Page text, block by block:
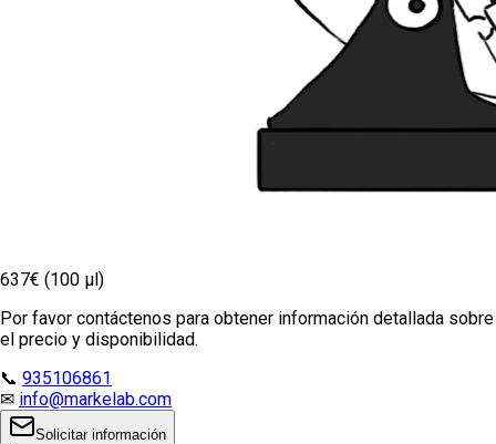
637€ (100 µl)
Por favor contáctenos para obtener información detallada sobre
el precio y disponibilidad.
📞 935106861
✉ info@markelab.com
Solicitar información